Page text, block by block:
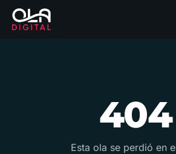
404
Esta ola se perdió en